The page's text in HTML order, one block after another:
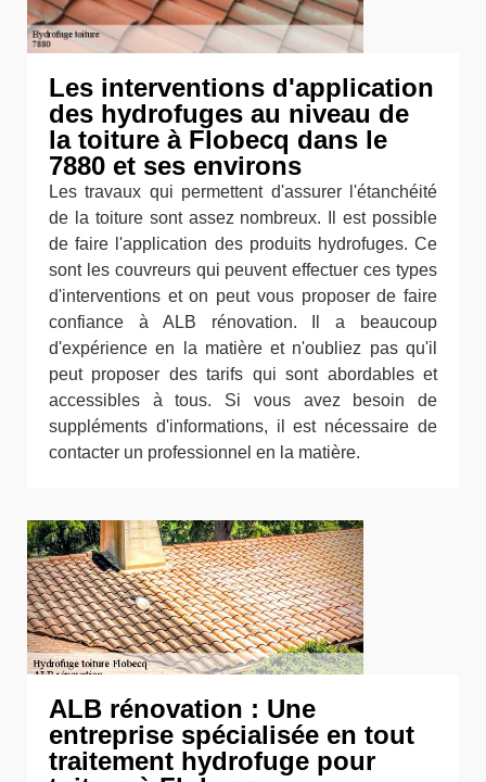
Les interventions d'application
des hydrofuges au niveau de
la toiture à Flobecq dans le
7880 et ses environs
Les travaux qui permettent d'assurer l'étanchéité
de la toiture sont assez nombreux. Il est possible
de faire l'application des produits hydrofuges. Ce
sont les couvreurs qui peuvent effectuer ces types
d'interventions et on peut vous proposer de faire
confiance à ALB rénovation. Il a beaucoup
d'expérience en la matière et n'oubliez pas qu'il
peut proposer des tarifs qui sont abordables et
accessibles à tous. Si vous avez besoin de
suppléments d'informations, il est nécessaire de
contacter un professionnel en la matière.
ALB rénovation : Une
entreprise spécialisée en tout
traitement hydrofuge pour